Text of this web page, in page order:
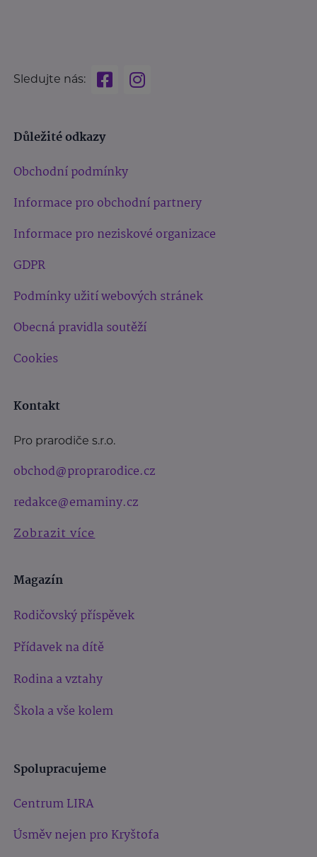
Sledujte nás:
Důležité odkazy
Obchodní podmínky
Informace pro obchodní partnery
Informace pro neziskové organizace
GDPR
Podmínky užití webových stránek
Obecná pravidla soutěží
Cookies
Kontakt
Pro prarodiče s.r.o.
obchod@proprarodice.cz
redakce@emaminy.cz
Zobrazit více
Magazín
Rodičovský příspěvek
Přídavek na dítě
Rodina a vztahy
Škola a vše kolem
Spolupracujeme
Centrum LIRA
Úsměv nejen pro Kryštofa